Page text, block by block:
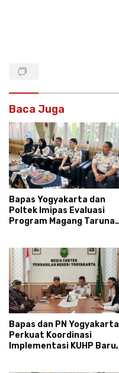
Baca Juga
Bapas Yogyakarta dan
Poltek Imipas Evaluasi
Program Magang Taruna
Bapas dan PN Yogyakarta
Perkuat Koordinasi
Implementasi KUHP Baru,